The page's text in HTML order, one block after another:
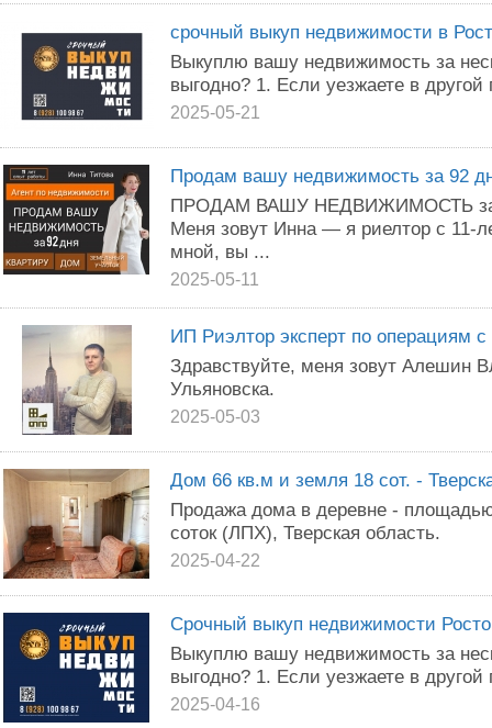
срочный выкуп недвижимости в
Выкуплю вашу недвижимость за
выгодно? 1. Если уезжаете в другой
2025-05-21
Продам вашу недвижимость за 92
ПРОДАМ ВАШУ НЕДВИЖИМОСТЬ за
Меня зовут Инна — я риелтор с 11-
мной, вы ...
2025-05-11
ИП Риэлтор эксперт по операциям
Здравствуйте, меня зовут Алешин
Ульяновска.
2025-05-03
Дом 66 кв.м и земля 18 сот. -
Продажа дома в деревне -
соток (ЛПХ), Тверская область.
2025-04-22
Срочный выкуп недвижимости
Выкуплю вашу недвижимость за
выгодно? 1. Если уезжаете в другой
2025-04-16